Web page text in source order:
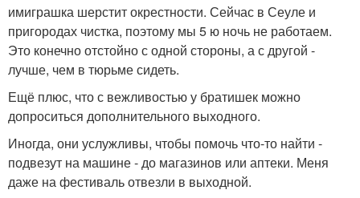
имиграшка шерстит окрестности. Сейчас в Сеуле и
пригородах чистка, поэтому мы 5 ю ночь не работаем.
Это конечно отстойно с одной стороны, а с другой -
лучше, чем в тюрьме сидеть.
Ещё плюс, что с вежливостью у братишек можно
допроситься дополнительного выходного.
Иногда, они услужливы, чтобы помочь что-то найти -
подвезут на машине - до магазинов или аптеки. Меня
даже на фестиваль отвезли в выходной.